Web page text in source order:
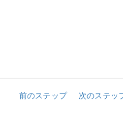
前のステップ
次のステッ